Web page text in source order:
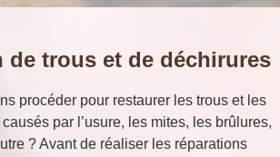
de trous et de déchirures
procéder pour restaurer les trous et les
par l’usure, les mites, les brûlures,
? Avant de réaliser les réparations